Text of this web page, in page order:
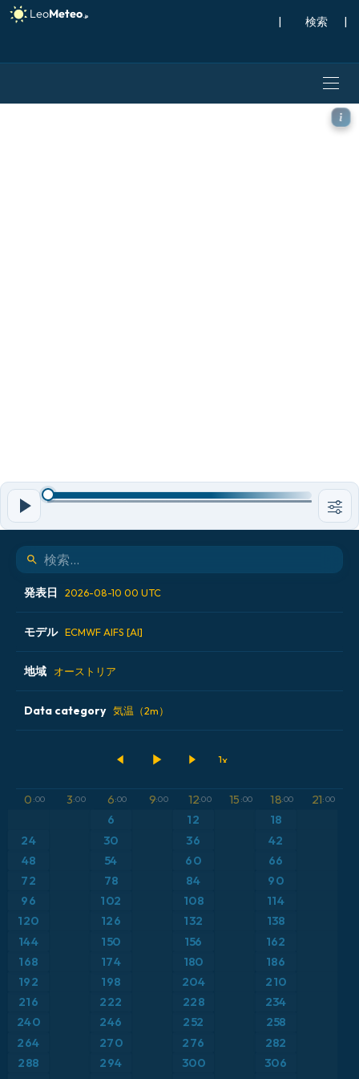
| |
ECMWF AIFS [AI] モデル -
発表日 2026-08-10 00 UTC
2026-08-08 12 UTC
2026-08-09 00 UTC
2026-08-09 12 UTC
モデル ECMWF AIFS [AI]
ALADIN CZ 2.3 km
ECMWF AIFS [AI]
ICON ドイツ 2 km
地域 オーストリア
アイスランド
イタリア
オーストリア
ギリシャ
スイス
スカンジナビア
Data category 気温（2m）
気温異常（850hPa）
気温（2m）
気温（500hPa）
降水量、雲、気圧
降水量の合計
0 :00 3:00 6:00 9:00 12:00 15 :00 18:00 21:00
6 12
18
24
30 36
42
48
54 60
66
72
78 84 90
96 102 108 114
120 126 132
138
144
150 156
162
168
174 180
186
192
198 204 210
216 222 228 234
240 246 252
258
264
270 276
282
288
294 300
306